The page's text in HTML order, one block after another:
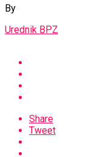
By
Urednik BPZ
Share
Tweet